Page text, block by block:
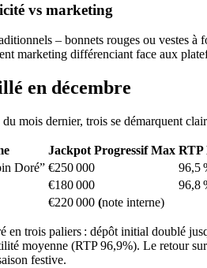
vs marketing
– bonnets rouges ou vestes
marketing différenciant face aux
en décembre
mois dernier, trois se démarquent
Jackpot Progressif Max RTP
Doré” €250 000
96,5
€180 000
96,8
€220 000 (note interne)
trois paliers : dépôt initial doublé
moyenne (RTP 96,9%). Le retour
festive.